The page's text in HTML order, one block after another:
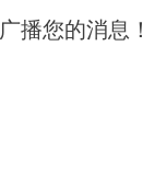
广播您的消息！